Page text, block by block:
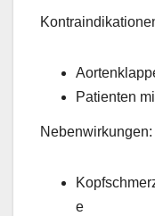
Patienten
Nebenwirkungen:
e